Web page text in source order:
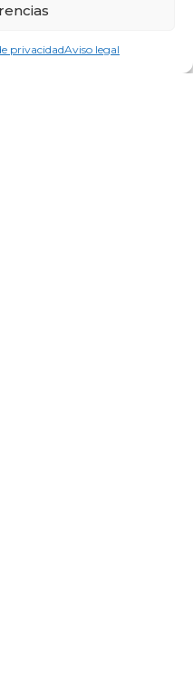
privacidadAviso legal